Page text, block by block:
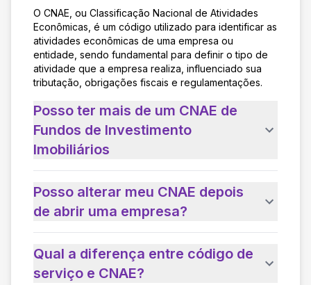
O CNAE, ou Classificação Nacional de Atividades
Econômicas, é um código utilizado para identificar as
atividades econômicas de uma empresa ou
entidade, sendo fundamental para definir o tipo de
atividade que a empresa realiza, influenciado sua
tributação, obrigações fiscais e regulamentações.
Posso ter mais de um CNAE de
Fundos de Investimento
Imobiliários
Posso alterar meu CNAE depois
de abrir uma empresa?
Qual a diferença entre código de
serviço e CNAE?